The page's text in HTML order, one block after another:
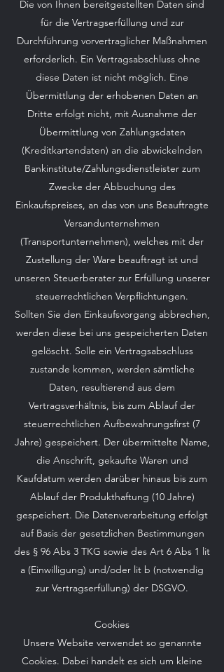
Die von Ihnen bereitgestellten Daten sind
für die Vertragserfüllung und zur
Durchführung vorvertraglicher Maßnahmen
erforderlich. Ein Vertragsabschluss ohne
diese Daten ist nicht möglich. Eine
Übermittlung der erhobenen Daten an
Dritte erfolgt nicht, mit Ausnahme der
Übermittlung von Zahlungsdaten
(Kreditkartendaten) an die abwickelnden
Bankinstitute/Zahlungsdienstleister zum
Zwecke der Abbuchung des
Einkaufspreises, an das von uns Beauftragte
Versandunternehmen
(Transportunternehmen), welches mit der
Zustellung der Ware beauftragt ist und
unseren Steuerberater zur Erfüllung unserer
steuerrechtlichen Verpflichtungen.
Sollten Sie den Einkaufsvorgang abbrechen,
werden diese bei uns gespeicherten Daten
gelöscht. Solle ein Vertragsabschluss
zustande kommen, werden sämtliche
Daten, resultierend aus dem
Vertragsverhältnis, bis zum Ablauf der
steuerrechtlichen Aufbewahrungsfirst (7
Jahre) gespeichert. Der übermittelte Name,
die Anschrift, gekaufte Waren und
Kaufdatum werden darüber hinaus bis zum
Ablauf der Produkthaftung (10 Jahre)
gespeichert. Die Datenverarbeitung erfolgt
auf Basis der gesetzlichen Bestimmungen
des § 96 Abs 3 TKG sowie des Art 6 Abs 1 lit
a (Einwilligung) und/oder lit b (notwendig
zur Vertragserfüllung) der DSGVO.
Cookies
Unsere Website verwendet so genannte
Cookies. Dabei handelt es sich um kleine